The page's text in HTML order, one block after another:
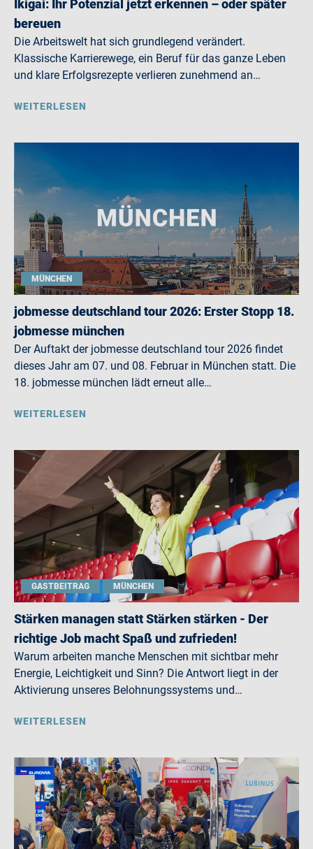
Ikigai: Ihr Potenzial jetzt erkennen – oder später
bereuen
Die Arbeitswelt hat sich grundlegend verändert.
Klassische Karrierewege, ein Beruf für das ganze Leben
und klare Erfolgsrezepte verlieren zunehmend an…
WEITERLESEN
MÜNCHEN
jobmesse deutschland tour 2026: Erster Stopp 18.
jobmesse münchen
Der Auftakt der jobmesse deutschland tour 2026 findet
dieses Jahr am 07. und 08. Februar in München statt. Die
18. jobmesse münchen lädt erneut alle…
WEITERLESEN
GASTBEITRAG MÜNCHEN
Stärken managen statt Stärken stärken - Der
richtige Job macht Spaß und zufrieden!
Warum arbeiten manche Menschen mit sichtbar mehr
Energie, Leichtigkeit und Sinn? Die Antwort liegt in der
Aktivierung unseres Belohnungssystems und…
WEITERLESEN